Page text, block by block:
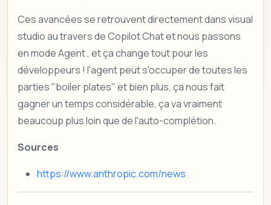
Ces avancées se retrouvent directement dans visual
studio au travers de Copilot Chat et nous passons
en mode Agent , et ça change tout pour les
développeurs ! l'agent peut s'occuper de toutes les
parties "boiler plates" et bien plus, ça nous fait
gagner un temps considérable, ça va vraiment
beaucoup plus loin que de l'auto-complétion.
Sources
https://www.anthropic.com/news